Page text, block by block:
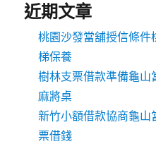
近期文章
桃園沙發當舖授信條
梯保養
樹林支票借款準備龜山
麻將桌
新竹小額借款協商龜山
票借錢